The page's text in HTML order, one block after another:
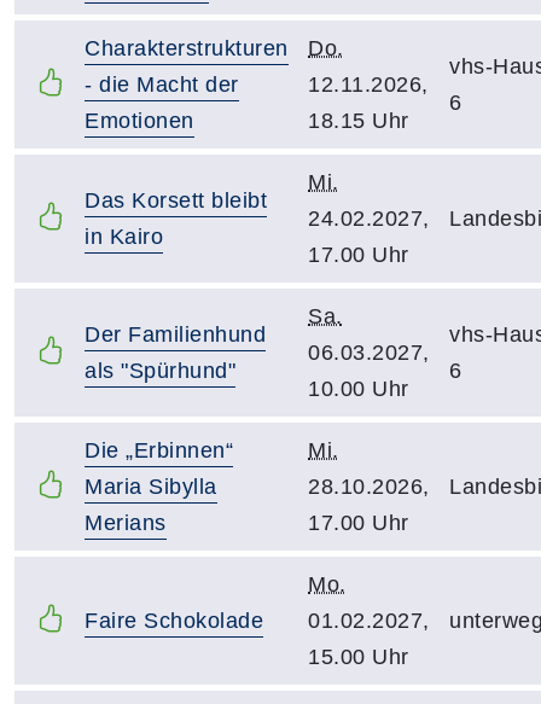
Charakterstrukturen
- die Macht der
Emotionen
Do.
12.11.2026,
18.15 Uhr
vhs-
6
Das Korsett bleibt
in Kairo
Mi.
24.02.2027,
17.00 Uhr
Der Familienhund
als "Spürhund"
Sa.
06.03.2027,
10.00 Uhr
vhs-
6
Die „Erbinnen“
Maria Sibylla
Merians
Mi.
28.10.2026,
17.00 Uhr
Faire Schokolade
Mo.
01.02.2027,
15.00 Uhr